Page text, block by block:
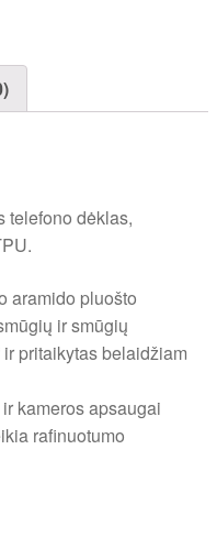
telefono dėklas,
aramido pluošto
ir smūgių
ir pritaikytas belaidžiam
kameros apsaugai
rafinuotumo